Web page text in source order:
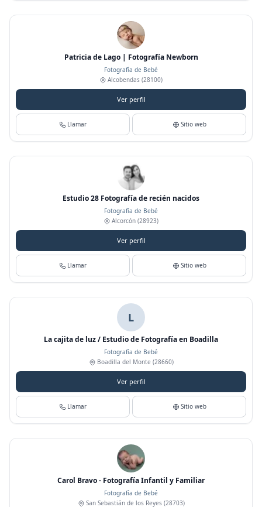
Patricia de Lago | Fotografía Newborn
Fotografía de Bebé
Alcobendas (28100)
Ver perfil
Llamar Sitio web
Estudio 28 Fotografía de recién nacidos
Fotografía de Bebé
Alcorcón (28923)
Ver perfil
Llamar Sitio web
L
La cajita de luz / Estudio de Fotografía en Boadilla
Fotografía de Bebé
Boadilla del Monte (28660)
Ver perfil
Llamar Sitio web
Carol Bravo - Fotografía Infantil y Familiar
Fotografía de Bebé
San Sebastián de los Reyes(28703)